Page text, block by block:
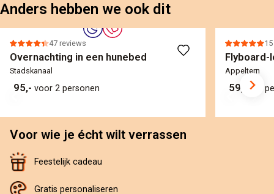
Anders hebben we ook dit
47 reviews
Overnachting in een hunebed
Stadskanaal
95,- voor 2 personen
Flyboard-
Appeltern
59,- per
Voor wie je écht wilt verrassen
Feestelijk cadeau
Gratis personaliseren